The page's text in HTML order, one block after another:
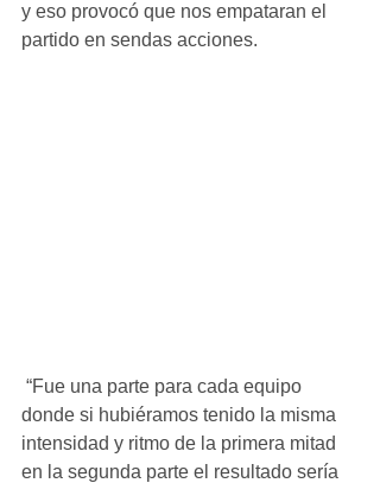
y eso provocó que nos empataran el
partido en sendas acciones.
donde si hubiéramos tenido la misma
intensidad y ritmo de la primera mitad
en la segunda parte el resultado sería